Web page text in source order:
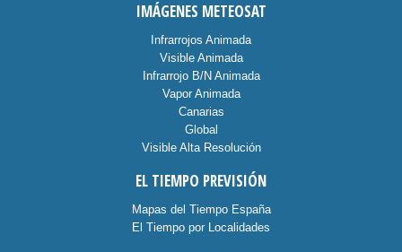
IMÁGENES METEOSAT
Infrarrojos Animada
Visible Animada
Infrarrojo B/N Animada
Vapor Animada
Canarias
Global
Visible Alta Resolución
EL TIEMPO PREVISIÓN
Mapas del Tiempo España
El Tiempo por Localidades